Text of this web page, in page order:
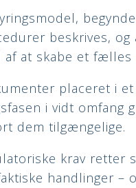
beskrives, og
af at skabe et
placeret i
i vidt omfang
dem tilgængelige.
krav retter
handlinger –